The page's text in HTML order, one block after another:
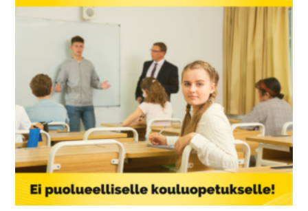
Ohjel­mat
Poliit­ti­set saa­vu­tuk­set
Päät­tä­jät
Ota yhteyt­tä
Hal­li­tus
Ehdo­tuk­set
Päi­vi­tä jäsen­tie­to­si